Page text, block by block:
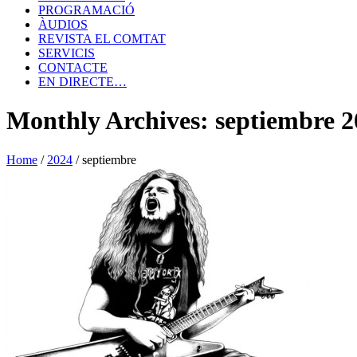
PROGRAMACIÓ
ÀUDIOS
REVISTA EL COMTAT
SERVICIS
CONTACTE
EN DIRECTE…
Monthly Archives: septiembre
Home / 2024 /septiembre